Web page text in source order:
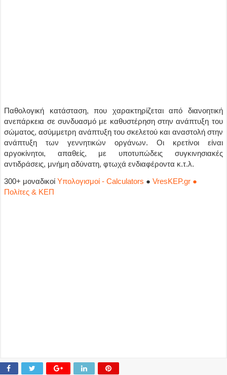
Παθολογική κατάσταση, που χαρακτηρίζεται από διανοητική
ανεπάρκεια σε συνδυασμό με καθυστέρηση στην ανάπτυξη του
σώματος, ασύμμετρη ανάπτυξη του σκελετού και αναστολή στην
ανάπτυξη των γεννητικών οργάνων. Οι κρετίνοι είναι
αργοκίνητοι, απαθείς, με υποτυπώδεις συγκινησιακές
αντιδράσεις, μνήμη αδύνατη, φτωχά ενδιαφέροντα κ.τ.λ.
300+ μοναδικοίΥπολογισμοί - Calculators ●VresKEP.gr ●
Πολίτες & ΚΕΠ